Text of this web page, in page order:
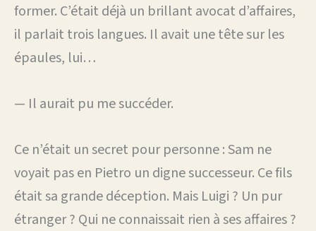
former. C’était déjà un brillant avocat d’affaires,
il parlait trois langues. Il avait une tête sur les
épaules, lui…
— Il aurait pu me succéder.
Ce n’était un secret pour personne : Sam ne
voyait pas en Pietro un digne successeur. Ce fils
était sa grande déception. Mais Luigi ? Un pur
étranger ? Qui ne connaissait rien à ses affaires ?